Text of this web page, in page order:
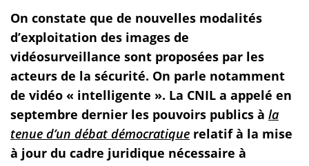
On constate que de nouvelles modalités
d’exploitation des images de
vidéosurveillance sont proposées par les
acteurs de la sécurité. On parle notamment
de vidéo « intelligente ». La CNIL a appelé en
septembre dernier les pouvoirs publics à la
tenue d’un débat démocratique relatif à la mise
à jour du cadre juridique nécessaire à